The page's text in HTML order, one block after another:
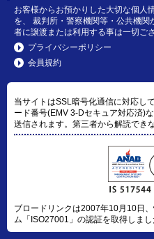
お客様からお預かりした大切な個人
を、 裁判所・警察機関等・公共機
者に譲渡または利用する事は一切ご
プライバシーポリシー
会員規約
当サイトはSSL暗号化通信に対応し
ード番号(EMV 3-Dセキュア対応済)
送信されます。第三者から解読でき
ブロードリンクは2007年10月10日
ム「ISO27001」の認証を取得しまし